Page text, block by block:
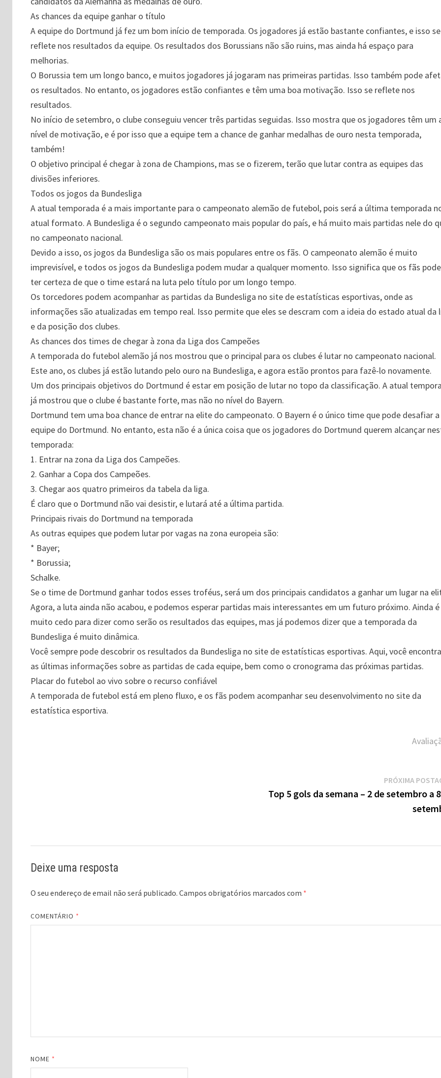
As chances da equipe ganhar o título
A equipe do Dortmund já fez um bom início de temporada. Os jogadores já estão bastante confiantes, e isso se
reflete nos resultados da equipe. Os resultados dos Borussians não são ruins, mas ainda há espaço para
melhorias.
O Borussia tem um longo banco, e muitos jogadores já jogaram nas primeiras partidas. Isso também pode
os resultados. No entanto, os jogadores estão confiantes e têm uma boa motivação. Isso se reflete nos
resultados.
No início de setembro, o clube conseguiu vencer três partidas seguidas. Isso mostra que os jogadores têm um
nível de motivação, e é por isso que a equipe tem a chance de ganhar medalhas de ouro nesta temporada,
também!
O objetivo principal é chegar à zona de Champions, mas se o fizerem, terão que lutar contra as equipes das
divisões inferiores.
Todos os jogos da Bundesliga
A atual temporada é a mais importante para o campeonato alemão de futebol, pois será a última temporada
atual formato. A Bundesliga é o segundo campeonato mais popular do país, e há muito mais partidas nele do
no campeonato nacional.
Devido a isso, os jogos da Bundesliga são os mais populares entre os fãs. O campeonato alemão é muito
imprevisível, e todos os jogos da Bundesliga podem mudar a qualquer momento. Isso significa que os fãs
ter certeza de que o time estará na luta pelo título por um longo tempo.
Os torcedores podem acompanhar as partidas da Bundesliga no site de estatísticas esportivas, onde as
informações são atualizadas em tempo real. Isso permite que eles se descram com a ideia do estado atual da
e da posição dos clubes.
As chances dos times de chegar à zona da Liga dos Campeões
A temporada do futebol alemão já nos mostrou que o principal para os clubes é lutar no campeonato nacional.
Este ano, os clubes já estão lutando pelo ouro na Bundesliga, e agora estão prontos para fazê-lo novamente.
Um dos principais objetivos do Dortmund é estar em posição de lutar no topo da classificação. A atual
já mostrou que o clube é bastante forte, mas não no nível do Bayern.
Dortmund tem uma boa chance de entrar na elite do campeonato. O Bayern é o único time que pode desafiar a
equipe do Dortmund. No entanto, esta não é a única coisa que os jogadores do Dortmund querem alcançar
temporada:
1. Entrar na zona da Liga dos Campeões.
2. Ganhar a Copa dos Campeões.
3. Chegar aos quatro primeiros da tabela da liga.
É claro que o Dortmund não vai desistir, e lutará até a última partida.
Principais rivais do Dortmund na temporada
As outras equipes que podem lutar por vagas na zona europeia são:
* Bayer;
* Borussia;
Schalke.
Se o time de Dortmund ganhar todos esses troféus, será um dos principais candidatos a ganhar um lugar na
Agora, a luta ainda não acabou, e podemos esperar partidas mais interessantes em um futuro próximo. Ainda é
muito cedo para dizer como serão os resultados das equipes, mas já podemos dizer que a temporada da
Bundesliga é muito dinâmica.
Você sempre pode descobrir os resultados da Bundesliga no site de estatísticas esportivas. Aqui, você
as últimas informações sobre as partidas de cada equipe, bem como o cronograma das próximas partidas.
Placar do futebol ao vivo sobre o recurso confiável
A temporada de futebol está em pleno fluxo, e os fãs podem acompanhar seu desenvolvimento no site da
estatística esportiva.
PRÓXIMA
Top 5 gols da semana – 2 de setembro a
Deixe uma resposta
O seu endereço de email não será publicado. Campos obrigatórios marcados com *
COMENTÁRIO *
NOME *